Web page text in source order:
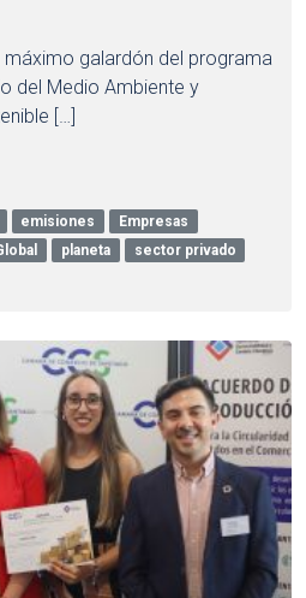
galardón del programa
del Medio Ambiente y
[…]
emisiones
Empresas
planeta
sector privado